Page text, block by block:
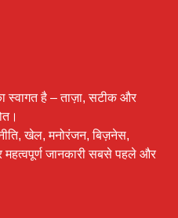
है – ताज़ा, सटीक और
खेल, मनोरंजन, बिज़नेस,
जानकारी सबसे पहले और